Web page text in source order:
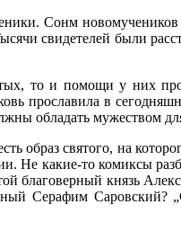
Сонм
свидетелей были
то и помощи у них
прославила в
обладать мужеством
образ святого, на
Не какие-то комиксы
благоверный князь
Серафим Саровский?